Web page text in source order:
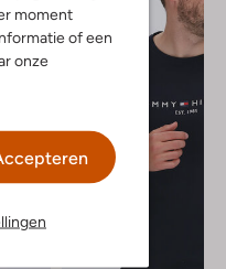
moment
of een
onze